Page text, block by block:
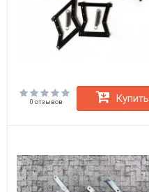
0 отзывов Купить